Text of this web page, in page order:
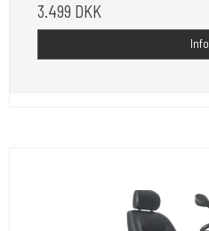
3.499 DKK
Info